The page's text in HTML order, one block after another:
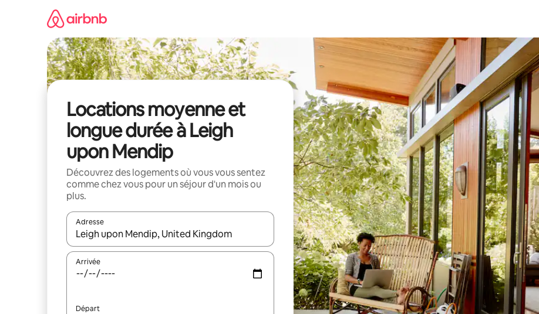
Locations moyenne et
longue durée à Leigh
upon Mendip
Découvrez des logements où vous vous sentez
comme chez vous pour un séjour d'un mois ou
plus.
Adresse
Lorsque les résultats s'affichent, utilisez les flèches vers le haut et vers le bas pour les parcourir ou en appuyant et en
Arrivée
Départ